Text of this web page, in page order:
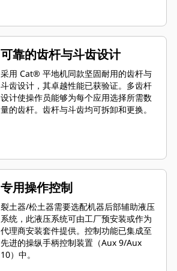
可靠的齿杆与斗齿设计
采用 Cat® 平地机同款坚固耐用的齿杆与
斗齿设计，其卓越性能已获验证。多齿杆
设计使操作员能够为每个应用选择所需数
量的齿杆。齿杆与斗齿均可拆卸和更换。
专用操作控制
裂土器/松土器需要选配机器后部辅助液压
系统，此液压系统可由工厂预安装或作为
代理商安装套件提供。控制功能已集成至
先进的操纵手柄控制装置（Aux 9/Aux
10）中。